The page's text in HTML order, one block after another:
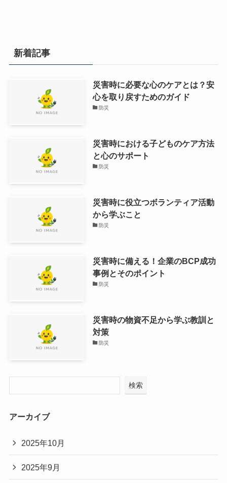
新着記事
災害時に必要な心のケアとは？安
心を取り戻すためのガイド
防災
災害時における子どものケア方法
と心のサポート
防災
災害時に役立つボランティア活動
から学ぶこと
防災
災害時に備える！企業のBCP成功
事例とそのポイント
防災
災害時の物資不足から学ぶ教訓と
対策
防災
検索
アーカイブ
2025年10月
2025年9月